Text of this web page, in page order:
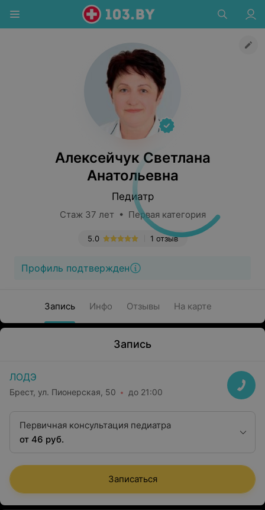
Алексейчук Светлана
Анатольевна
Педиатр
Стаж 37 лет • Первая категория
1 отзыв
5.0
Профиль подтвержден
Запись Инфо Отзывы На карте
Запись
ЛОДЭ
Брест, ул. Пионерская, 50 до 21:00
Первичная консультация педиатра
от 46 руб.
Записаться